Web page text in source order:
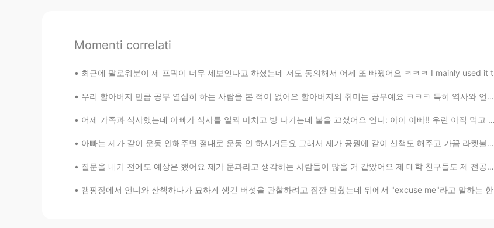
Momenti correlati
최근에 팔로워분이 제 프픽이 너무 세보인다고 하셨는데 저도 동의해서 어제 또 빠꿨어요 ㅋㅋㅋ I mainly used it to send a message to all th...
우리 할아버지 만큼 공부 열심히 하는 사람을 본 적이 없어요 할아버지의 취미는 공부예요 ㅋㅋㅋ 특히 역사와 언어 공부에 관심이 많으십니다 사진에서 할아버지께서 공부용으로 사용...
어제 가족과 식사했는데 아빠가 식사를 일찍 마치고 방 나가는데 불을 끄셨어요 언니: 아이 아빠!! 우린 아직 먹고 있잖아!! 아빠: 어두운데서 식사하는 게 좋아. 너무 밝으...
아빠는 제가 같이 운동 안해주면 절대로 운동 안 하시거든요 그래서 제가 공원에 같이 산책도 해주고 가끔 라켓볼도 치고 그러는데 겨울에는 너무 추우니까 쇼핑몰 가서 아이쇼핑 하...
질문을 내기 전에도 예상은 했어요 제가 문과라고 생각하는 사람들이 많을 거 같았어요 제 대학 친구들도 제 전공을 자주 햇갈렸었거든요 ㅋㅋㅋ 저는 이과 전공이지만 제가 당연히...
캠핑장에서 언니와 산책하다가 묘하게 생긴 버섯을 관찰하려고 잠깐 멈췄는데 뒤에서 "excuse me"라고 말하는 한 여자의 목소리가 들렸다 버섯 건들지 말라고 혼날 줄 알았는...